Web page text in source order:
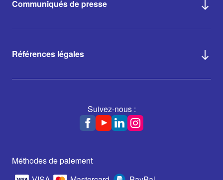
Communiqués de presse
Références légales
Suivez-nous :
Méthodes de paiement